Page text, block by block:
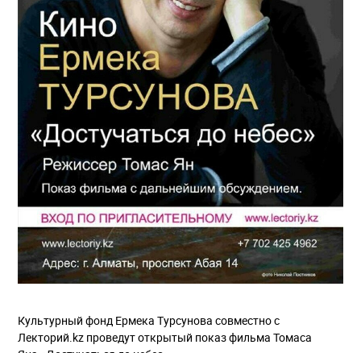
Культурный фонд Ермека Турсунова совместно с
Лекторий.kz проведут открытый показ фильма Томаса